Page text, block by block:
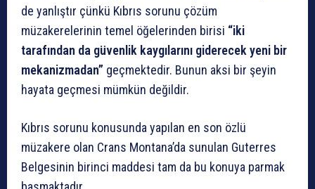
de yanlıştır çünkü Kıbrıs sorunu çözüm
müzakerelerinin temel öğelerinden birisi “iki
tarafından da güvenlik kaygılarını giderecek yeni bir
mekanizmadan” geçmektedir. Bunun aksi bir şeyin
hayata geçmesi mümkün değildir.
Kıbrıs sorunu konusunda yapılan en son özlü
müzakere olan Crans Montana’da sunulan Guterres
Belgesinin birinci maddesi tam da bu konuya parmak